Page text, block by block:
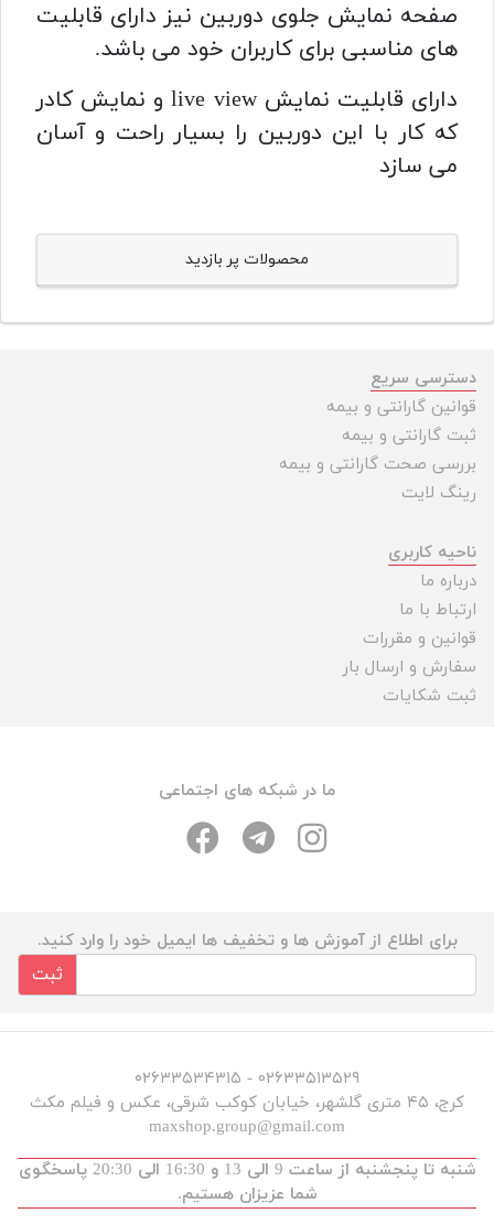
صفحه نمایش جلوی دوربین نیز دارای قابلیت
های مناسبی برای کاربران خود می باشد.
دارای قابلیت نمایش live view و نمایش کادر
که کار با این دوربین را بسیار راحت و آسان
می سازد
محصولات پر بازدید
دسترسی سریع
قوانین گارانتی و بیمه
ثبت گارانتی و بیمه
بررسی صحت گارانتی و بیمه
رینگ لایت
ناحیه کاربری
درباره ما
ارتباط با ما
قوانین و مقررات
سفارش و ارسال بار
ثبت شکایات
ما در شبکه های اجتماعی
برای اطلاع از آموزش ها و تخفیف ها ایمیل خود را وارد کنید.
ثبت
۰۲۶۳۳۵۱۳۵۲۹ - ۰۲۶۳۳۵۳۴۳۱۵
کرج، ۴۵ متری گلشهر، خیابان کوکب شرقی، عکس و فیلم مکث
maxshop.group@gmail.com
شنبه تا پنجشنبه از ساعت 9 الی 13 و 16:30 الی 20:30 پاسخگوی
شما عزیزان هستیم.